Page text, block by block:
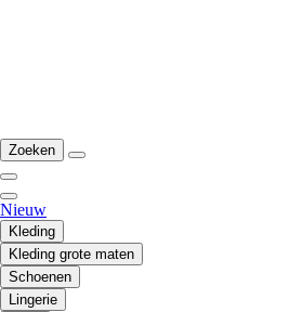
Zoeken
Nieuw
Kleding
Kleding grote maten
Schoenen
Lingerie